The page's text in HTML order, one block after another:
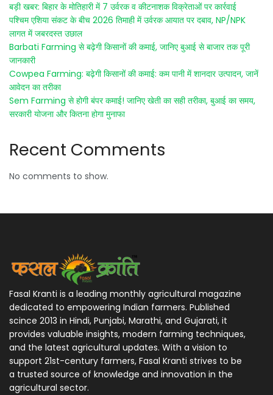
बड़ी खबर: बिहार के मोतिहारी में 7 उर्वरक व कीटनाशक विक्रेताओं पर कार्रवाई
पश्चिम एशिया संकट के बीच 2026 तिमाही में उर्वरक आयात पर दबाव, NP/NPK
लागत में जबरदस्त उछाल
Barbati Farming से बढ़ेगी किसानों की कमाई, जानिए बुआई से बाजार तक पूरी
जानकारी
Cowpea Farming: बढ़ेगी किसानों की कमाई: कम पानी में शानदार उत्पादन, जानें
आवेदन का तरीका
Sem Farming से होगी बंपर कमाई! जानिए खेती का सही तरीका, बुआई का समय,
सरकारी योजना और कितना होगा मुनाफा
Recent Comments
No comments to show.
Fasal Kranti is a leading monthly agricultural magazine
dedicated to empowering Indian farmers. Published
scince 2013 in Hindi, Punjabi, Marathi, and Gujarati, it
provides valuable insights, modern farming techniques,
and the latest agricultural updates. With a vision to
support 21st-century farmers, Fasal Kranti strives to be
a trusted source of knowledge and innovation in the
agricultural sector.